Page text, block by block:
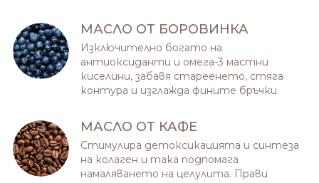
МАСЛО ОТ БОРОВИНКА
Изключително богато на
антиоксиданти и омега-3 мастни
киселини, забавя стареенето, стяга
контура и изглажда фините бръчки.
МАСЛО ОТ КАФЕ
Стимулира детоксикацията и синтеза
на колаген и така подпомага
намаляването на целулита. Прави